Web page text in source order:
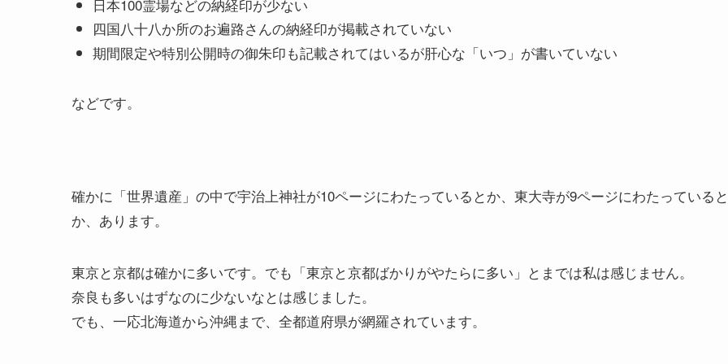
日本100霊場などの納経印が少ない
四国八十八か所のお遍路さんの納経印が掲載されていない
期間限定や特別公開時の御朱印も記載されてはいるが肝心な「いつ」が書いていない
などです。
確かに「世界遺産」の中で宇治上神社が10ページにわたっているとか、東大寺が9ページにわたっていると
か、あります。
東京と京都は確かに多いです。でも「東京と京都ばかりがやたらに多い」とまでは私は感じません。
奈良も多いはずなのに少ないなとは感じました。
でも、一応北海道から沖縄まで、全都道府県が網羅されています。